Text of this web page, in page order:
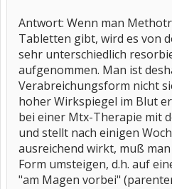
Antwort: Wenn man
Tabletten gibt, wird es von
sehr unterschiedlich
aufgenommen. Man ist
Verabreichungsform nicht
hoher Wirkspiegel im Blut
bei einer Mtx-Therapie mit
und stellt nach einigen
ausreichend wirkt, muß
Form umsteigen, d.h. auf
"am Magen vorbei"